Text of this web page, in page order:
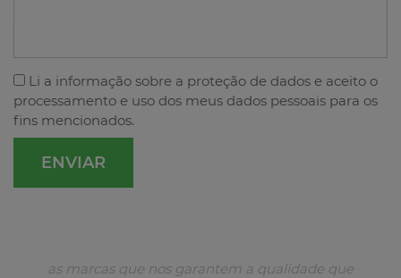
Li a informação sobre a proteção de dados e aceito o
processamento e uso dos meus dados pessoais para os
fins mencionados.
as marcas que nos garantem a qualidade que